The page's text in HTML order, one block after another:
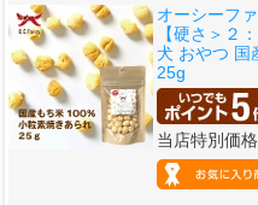
オーシーフ
【硬さ＞２
犬 おやつ 国
25g
当店特別価格